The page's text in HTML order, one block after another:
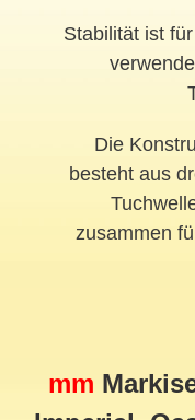
Stabilität ist
Die
besteht aus
zusammen
mm